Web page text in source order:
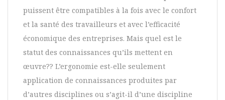
puissent être compatibles à la fois avec le confort
et la santé des travailleurs et avec l’efficacité
économique des entreprises. Mais quel est le
statut des connaissances qu’ils mettent en
œuvre?? L’ergonomie est-elle seulement
application de connaissances produites par
d’autres disciplines ou s’agit-il d’une discipline